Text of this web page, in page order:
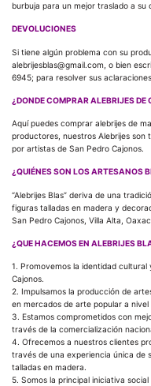
burbuja para un mejor traslado a su
DEVOLUCIONES
Si tiene algún problema con su
alebrijesblas@gmail.com, o bien
6945; para resolver sus
¿DONDE COMPRAR ALEBRIJES DE
Aquí puedes comprar alebrijes de
productores, nuestros Alebrijes son
por artistas de San Pedro Cajonos.
¿QUIÉNES SON LOS ARTESANOS
“Alebrijes Blas” deriva de una
figuras talladas en madera y
San Pedro Cajonos, Villa Alta,
¿QUE HACEMOS EN ALEBRIJES
1. Promovemos la identidad
Cajonos.
2. Impulsamos la producción de
en mercados de arte popular a
3. Estamos comprometidos con
través de la comercialización
4. Ofrecemos a nuestros clientes
través de una experiencia única de
talladas en madera.
5. Somos la principal iniciativa